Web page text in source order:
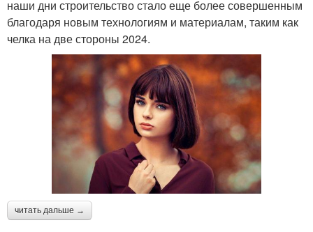
наши дни строительство стало еще более совершенным
благодаря новым технологиям и материалам, таким как
челка на две стороны 2024.
читать дальше →